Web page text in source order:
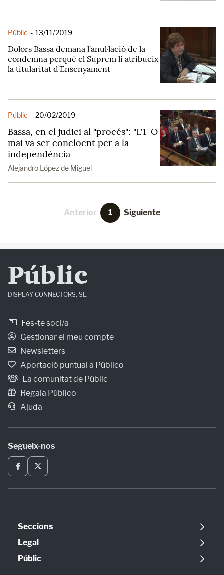
Públic - 13/11/2019
Dolors Bassa demana l’anul·lació de la
condemna perquè el Suprem li atribueix
la titularitat d’Ensenyament
Públic - 20/02/2019
Bassa, en el judici al "procés": "L'1-O
mai va ser concloent per a la
independència
Alejandro López de Miguel
Anterior 1 Siguiente
Públic
DISPLAY CONNECTORS, SL.
Fes-te soci/a
Gestionar el meu compte
Newsletters
Aportació puntual a Público
La comunitat de Públic
Regala Público
Ajuda
Segueix-nos
Seccions
Política
Opinió
Legal
Avís legal
Públic